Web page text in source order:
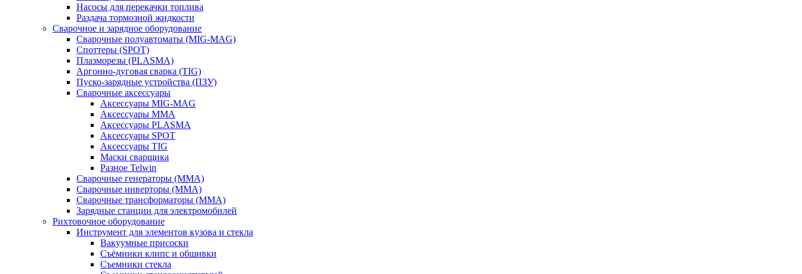
Насосы для перекачки топлива
Раздача тормозной жидкости
Сварочное и зарядное оборудование
Сварочные полуавтоматы (MIG-MAG)
Споттеры (SPOT)
Плазморезы (PLASMA)
Аргонно-дуговая сварка (TIG)
Пуско-зарядные устройства (ПЗУ)
Сварочные аксессуары
Аксессуары MIG-MAG
Аксессуары MMA
Аксессуары PLASMA
Аксессуары SPOT
Аксессуары TIG
Маски сварщика
Разное Telwin
Сварочные генераторы (MMA)
Сварочные инверторы (MMA)
Сварочные трансформаторы (MMA)
Зарядные станции для электромобилей
Рихтовочное оборудование
Инструмент для элементов кузова и стекла
Вакуумные присоски
Съёмники клипс и обшивки
Съемники стекла